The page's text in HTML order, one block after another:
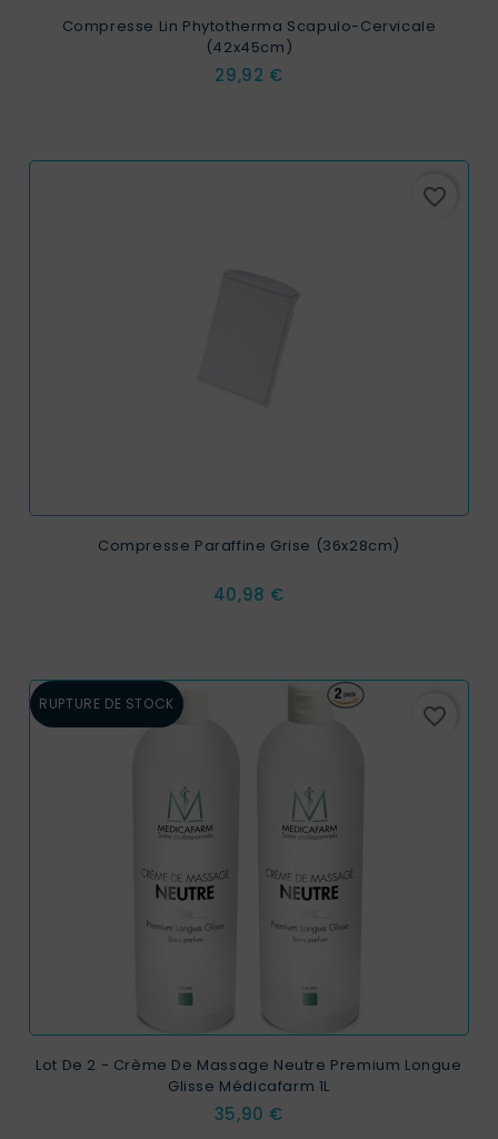
Compresse Lin Phytotherma Scapulo-Cervicale
(42x45cm)
Prix
29,92 €
favorite_border
Compresse Paraffine Grise (36x28cm)
Prix
40,98 €
RUPTURE DE STOCK favorite_border
Lot De 2 - Crème De Massage Neutre Premium Longue
Glisse Médicafarm 1L
Prix
35,90 €